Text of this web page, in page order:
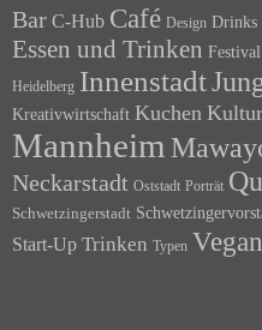
Bar C-Hub Café Design Drinks
Essen und Trinken Festival
Heidelberg Innenstadt
Kreativwirtschaft Kuchen Kultur
Mannheim
Neckarstadt Oststadt Porträt
Schwetzingerstadt
Start-Up Trinken Typen Vegan